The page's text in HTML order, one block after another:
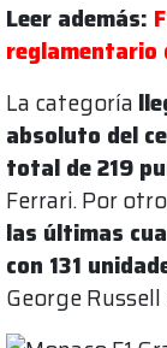
Leer además:
reglamentario
La categoría
absoluto del
total de 219
Ferrari. Por
las últimas
con 131
George